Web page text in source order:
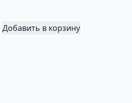
Добавить в корзину